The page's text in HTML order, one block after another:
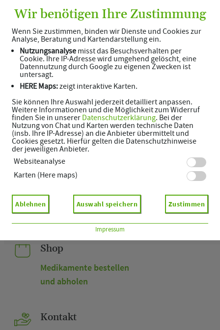
Wir benötigen Ihre Zustimmung
Wenn Sie zustimmen, binden wir Dienste und Cookies zur
Analyse, Beratung und Kartendarstellung ein.
Nutzungsanalyse misst das Besuchsverhalten per
Cookie. Ihre IP-Adresse wird umgehend gelöscht, eine
Datennutzung durch Google zu eigenen Zwecken ist
untersagt.
HERE Maps:zeigt interaktive Karten.
Sie können Ihre Auswahl jederzeit detailliert anpassen.
Weitere Informationen und die Möglichkeit zum Widerruf
finden Sie in unserer Datenschutzerklärung. Bei der
Nutzung von Chat und Karten werden technische Daten
(insb. Ihre IP-Adresse) an die Anbieter übermittelt und
Cookies gesetzt. Hierfür gelten die Datenschutzhinweise
der jeweiligen Anbieter.
Websiteanalyse
Karten (Here maps)
Ablehnen Auswahl speichern Zustimmen
Impressum
Willkommen in Ihrer Adler
Apotheke
Ihre Wohlfühlapotheke im Kneipp-Heilbad Buckow
Adresse
Hauptstr. 3
15377 Buckow
Shop
Medikamente bestellen
und abholen
Kontakt